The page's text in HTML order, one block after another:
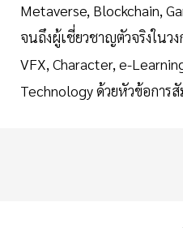
Metaverse, Blockchain,
จนถึงผู้เชี่ยวชาญตัวจริงในว
VFX, Character, e-
Technology ด้วยหัวข้อการ